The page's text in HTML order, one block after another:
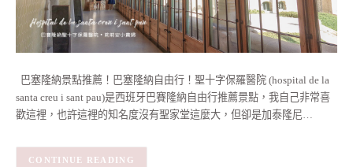
巴塞隆納景點推薦！巴塞隆納自由行！聖十字保羅醫院 (hospital de la
santa creu i sant pau)是西班牙巴賽隆納自由行推薦景點，我自己非常喜
歡這裡，也許這裡的知名度沒有聖家堂這麼大，但卻是加泰隆尼…
CONTINUE READING